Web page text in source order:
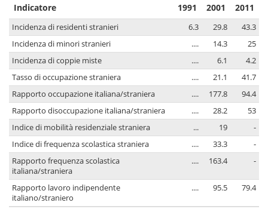
Indicatore 1991 2001 2011
Incidenza di residenti stranieri 6.3 29.8
43.3
Incidenza di minori stranieri
.... 14.3
25
Incidenza di coppie miste
.... 6.1
4.2
Tasso di occupazione straniera
.... 21.1
41.7
Rapporto occupazione italiana/straniera
.... 177.8
94.4
Rapporto disoccupazione italiana/straniera
.... 28.2
53
Indice di mobilità residenziale straniera
... 19
-
Indice di frequenza scolastica straniera
.... 33.3
-
Rapporto frequenza scolastica
italiana/straniera
.... 163.4 -
Rapporto lavoro indipendente
italiano/straniero
.... 95.5 79.4